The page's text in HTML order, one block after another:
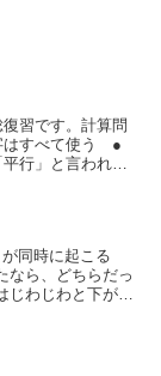
習です。計算問
はすべて使う ●
行」と言われた
同時に起こる
なら、どちらだっ
わじわと下がり